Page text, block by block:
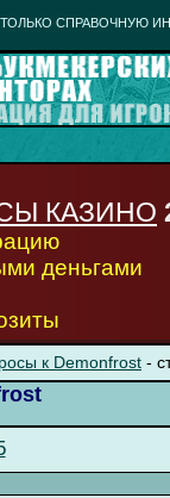
СПРАВОЧНУЮ
КАЗИНО
деньгами
к Demonfrost -